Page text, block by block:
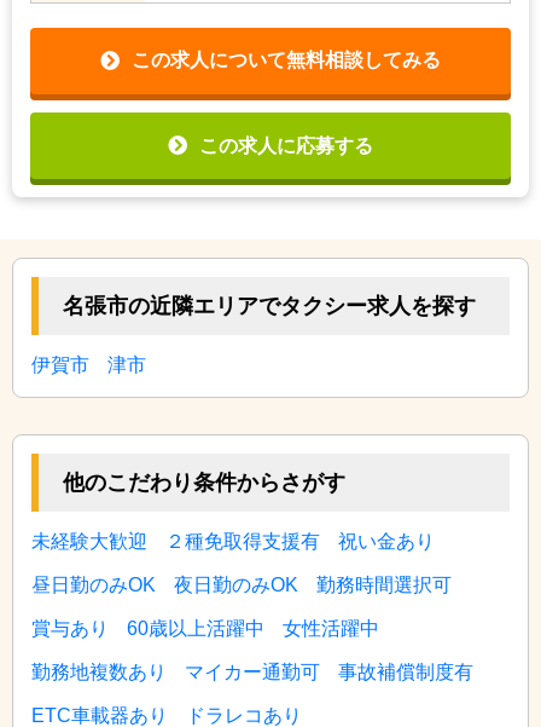
この求人について無料相談してみる
この求人に応募する
名張市の近隣エリアでタクシー求人を探す
伊賀市 津市
他のこだわり条件からさがす
未経験大歓迎 ２種免取得支援有 祝い金あり
昼日勤のみOK 夜日勤のみOK 勤務時間選択可
賞与あり 60歳以上活躍中 女性活躍中
勤務地複数あり マイカー通勤可 事故補償制度有
ETC車載器あり ドラレコあり